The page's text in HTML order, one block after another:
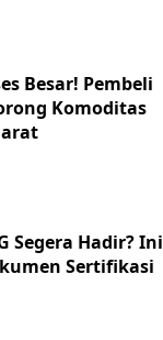
Besar! Pembeli
Komoditas
Segera Hadir? Ini
Sertifikasi